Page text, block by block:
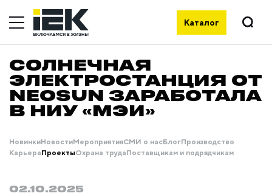
Каталог
СОЛНЕЧНАЯ
ЭЛЕКТРОСТАНЦИЯ ОТ
NEOSUN ЗАРАБОТАЛА
В НИУ «МЭИ»
НовинкиНовостиМероприятияСМИ о насБлогПроизводство
КарьераПроектыОхрана трудаПоставщикам и подрядчикам
02.10.2025